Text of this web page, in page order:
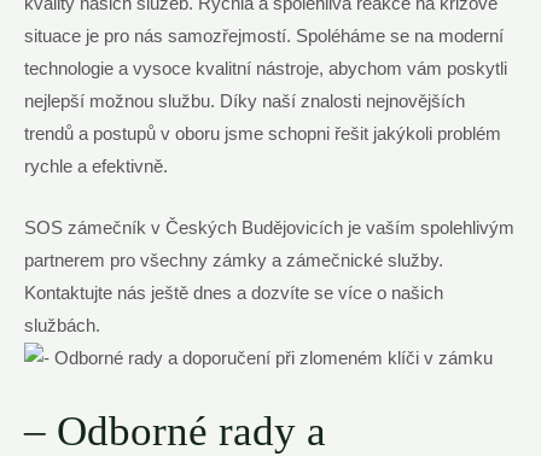
kvality našich služeb. Rychlá a spolehlivá reakce na krizové
situace je pro nás samozřejmostí. Spoléháme se na moderní
technologie a vysoce kvalitní nástroje, abychom vám poskytli
nejlepší možnou službu. Díky naší znalosti nejnovějších
trendů a postupů v oboru jsme schopni řešit jakýkoli problém
rychle a efektivně.
SOS zámečník v Českých Budějovicích je vaším spolehlivým
partnerem pro všechny zámky a zámečnické služby.
Kontaktujte nás ještě dnes a dozvíte se více o našich
službách.
– Odborné rady a